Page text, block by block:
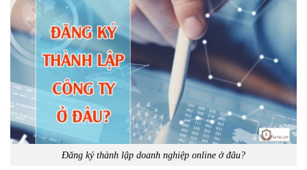
Đăng ký thành lập doanh nghiệp online ở đâu?